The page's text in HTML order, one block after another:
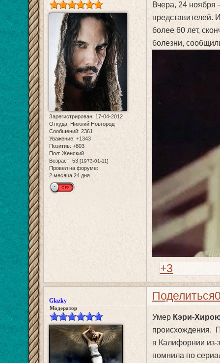
Зарегистрирован: 17-04-2012
Откуда: Нижний Новгород
Сообщений: 2361
Уважение: +1343
Позитив: +803
Пол: Женский
Возраст: 53 [1973-01-11]
Провел на форуме:
2 месяца 24 дня
Вчера, 24 ноября
представителей.
более 60 лет,
болезни,
+3
Поделиться
Glazky
Модератор
Умер Кэри-
происхождения.
в Калифорнии из-
помнила по